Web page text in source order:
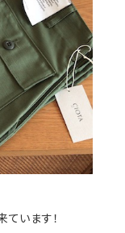
います！